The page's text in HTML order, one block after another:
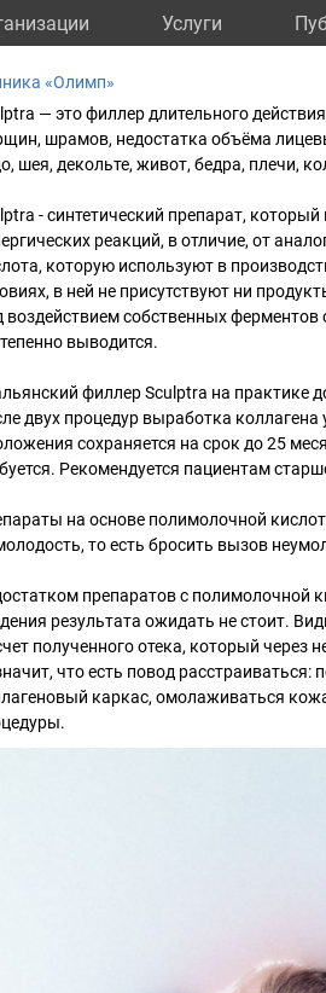
Услуги
«Олимп»
— это филлер длительного
шрамов, недостатка объёма
шея, декольте, живот, бедра, плечи,
- синтетический препарат,
реакций, в отличие, от
которую используют в
в ней не присутствуют ни
воздействием собственных
выводится.
филлер Sculptra на практике
двух процедур выработка коллагена
сохраняется на срок до 25
Рекомендуется пациентам
на основе полимолочной
то есть бросить вызов
препаратов с полимолочной
результата ожидать не стоит.
полученного отека, который через
что есть повод расстраиваться:
каркас, омолаживаться